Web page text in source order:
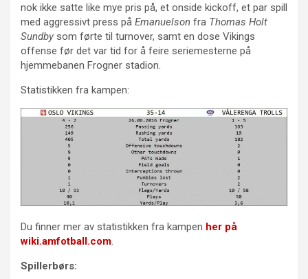
nok ikke satte like mye pris på, et onside kickoff, et par spill
med aggressivt press på Emanuelson fra Thomas Holt
Sundby som førte til turnover, samt en dose Vikings
offense før det var tid for å feire seriemesterne på
hjemmebanen Frogner stadion.
Statistikken fra kampen:
Du finner mer av statistikken fra kampen her på
wiki.amfotball.com.
Spillerbørs: